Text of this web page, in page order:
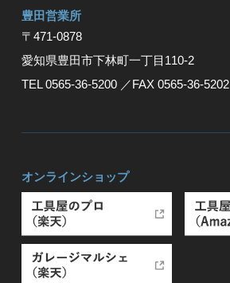
豊⽥営業所
〒471-0878
愛知県豊⽥市下林町⼀丁⽬110-2
TEL 0565-36-5200 ／FAX 0565-36-5202
オンラインショップ